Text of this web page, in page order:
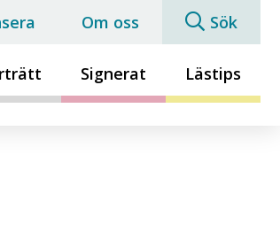
Signerat Lästips
Om oss Sök